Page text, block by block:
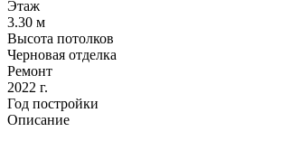
Этаж
3.30 м
Высота потолков
Черновая отделка
Ремонт
2022 г.
Год постройки
Описание